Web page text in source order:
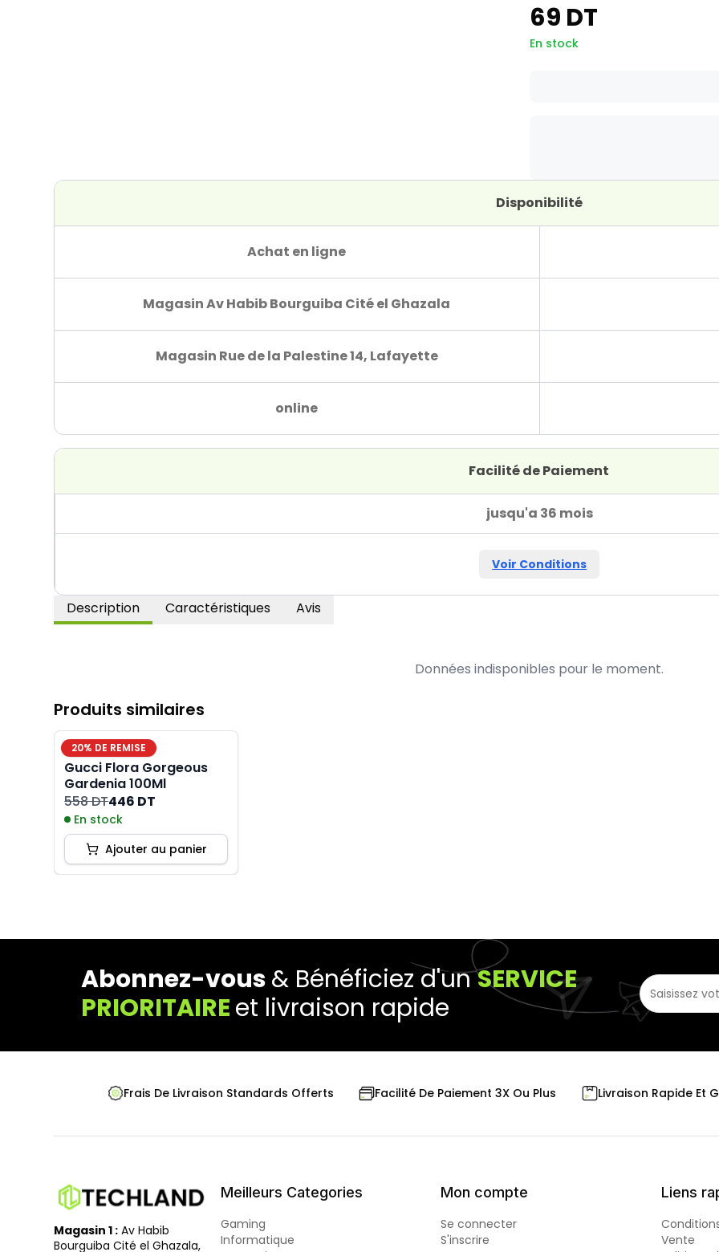
69 DT
En stock
Disponibilité
Achat en ligne
Magasin Av Habib Bourguiba Cité el Ghazala
Magasin Rue de la Palestine 14, Lafayette
online
Facilité de Paiement
jusqu'a 36 mois
Voir Conditions
Description Caractéristiques Avis
Données indisponibles pour le moment.
Produits similaires
20% DE REMISE
Gucci Flora Gorgeous
Gardenia 100Ml
558 DT446 DT
En stock
Ajouter au panier
Abonnez-vous& Bénéficiez d'unSERVICE
PRIORITAIREet livraison rapide
Frais De Livraison Standards Offerts Facilité De Paiement 3X Ou Plus Livraison Rapide Et
Magasin 1 : Av Habib
Bourguiba Cité el Ghazala,
Meilleurs Categories
Gaming
Informatique
Mon compte
Se connecter
S'inscrire
Liens
Vente